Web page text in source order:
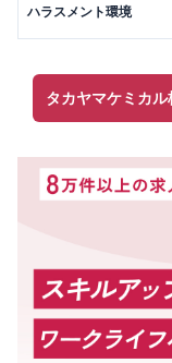
ハラスメント環境
タカヤマケミカ